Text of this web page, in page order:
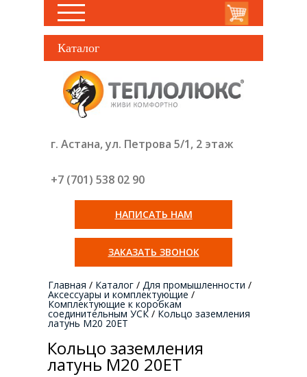
Каталог
г. Астана, ул. Петрова 5/1, 2 этаж
+7 (701) 538 02 90
НАПИСАТЬ НАМ
ЗАКАЗАТЬ ЗВОНОК
Главная / Каталог / Для промышленности /
Аксессуары и комплектующие /
Комплектующие к коробкам
соединительным УСК / Кольцо заземления
латунь М20 20ET
Кольцо заземления
латунь М20 20ET